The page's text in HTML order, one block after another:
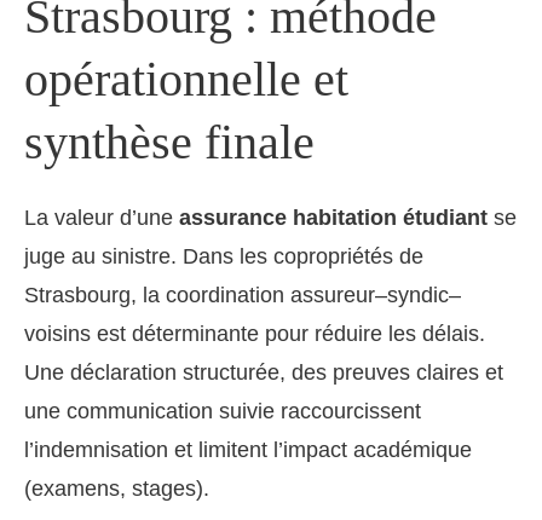
Strasbourg : méthode
opérationnelle et
synthèse finale
La valeur d’une assurance habitation étudiant se
juge au sinistre. Dans les copropriétés de
Strasbourg, la coordination assureur–syndic–
voisins est déterminante pour réduire les délais.
Une déclaration structurée, des preuves claires et
une communication suivie raccourcissent
l’indemnisation et limitent l’impact académique
(examens, stages).